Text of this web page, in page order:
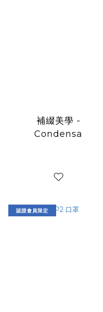
補綴美學 -
Condensa
認證會員限定